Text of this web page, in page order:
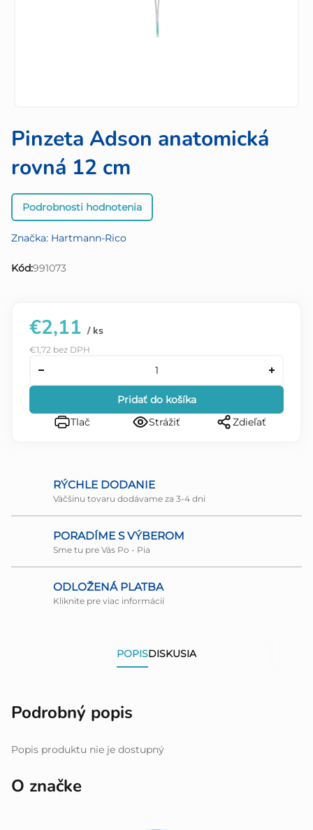
Pinzeta Adson anatomická
rovná 12 cm
Priemerné
hodnotenie
je
0,0
Podrobnosti hodnotenia
Značka: Hartmann-Rico
Kód:991073
€2,11 / ks
€1,72 bez DPH
Pridať do košíka
Tlač
Strážiť Zdieľať
RÝCHLE DODANIE
Väčšinu tovaru dodávame za 3-4 dni
PORADÍME S VÝBEROM
Sme tu pre Vás Po - Pia
ODLOŽENÁ PLATBA
Kliknite pre viac informácií
POPISDISKUSIA
Podrobný popis
Popis produktu nie je dostupný
O značke